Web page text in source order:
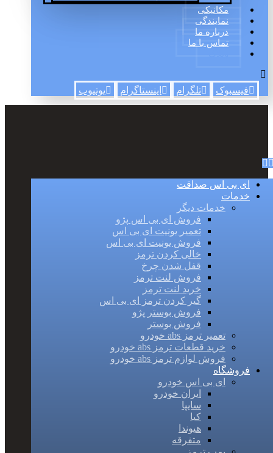
مکانیکی
نمایندگی
درباره ما
تماس با ما
فیسبوک تلگرام اینستاگرام یوتیوب
ای بی اس صداقت
خدمات
خدمات دیگر
فروش ای بی اس پژو
تعمیر یونیت ای بی اس
فروش یونیت ای بی اس
خالی کردن ترمز
قفل شدن چرخ
فروش لنت ترمز
خرید لنت ترمز
گیر کردن ترمز ای بی اس
فروش بوستر پژو
فروش بوستر
تعمیر ترمز abs خودرو
خرید قطعات ترمز abs خودرو
فروش لوازم ترمز abs خودرو
فروشگاه
ای بی اس خودرو
ایران خودرو
سایپا
کیا
هیوندا
متفرقه